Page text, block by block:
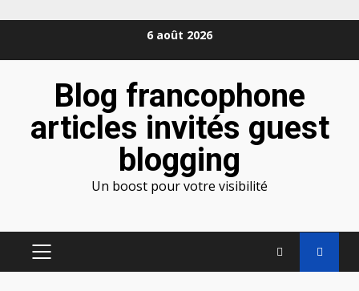
6 août 2026
Blog francophone
articles invités guest
blogging
Un boost pour votre visibilité
MENU